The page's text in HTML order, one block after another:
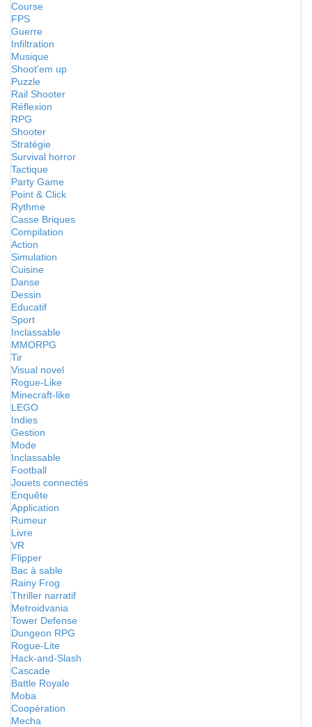
Course
FPS
Guerre
Infiltration
Musique
Shoot'em up
Puzzle
Rail Shooter
Réflexion
RPG
Shooter
Stratégie
Survival horror
Tactique
Party Game
Point & Click
Rythme
Casse Briques
Compilation
Action
Simulation
Cuisine
Danse
Dessin
Educatif
Sport
Inclassable
MMORPG
Tir
Visual novel
Rogue-Like
Minecraft-like
LEGO
Indies
Gestion
Mode
Inclassable
Football
Jouets connectés
Enquête
Application
Rumeur
Livre
VR
Flipper
Bac à sable
Rainy Frog
Thriller narratif
Metroidvania
Tower Defense
Dungeon RPG
Rogue-Lite
Hack-and-Slash
Cascade
Battle Royale
Moba
Coopération
Mecha